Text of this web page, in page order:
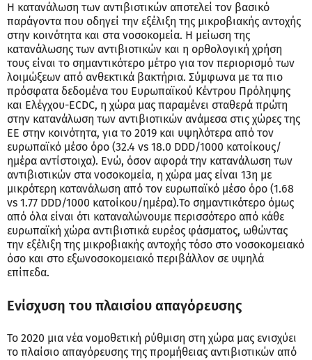
Η κατανάλωση των αντιβιοτικών αποτελεί τον βασικό
παράγοντα που οδηγεί την εξέλιξη της μικροβιακής αντοχής
στην κοινότητα και στα νοσοκομεία. Η μείωση της
κατανάλωσης των αντιβιοτικών και η ορθολογική χρήση
τους είναι το σημαντικότερο μέτρο για τον περιορισμό των
λοιμώξεων από ανθεκτικά βακτήρια. Σύμφωνα με τα πιο
πρόσφατα δεδομένα του Ευρωπαϊκού Κέντρου Πρόληψης
και Ελέγχου-ECDC, η χώρα μας παραμένει σταθερά πρώτη
στην κατανάλωση των αντιβιοτικών ανάμεσα στις χώρες της
ΕΕ στην κοινότητα, για το 2019 και υψηλότερα από τον
ευρωπαϊκό μέσο όρο (32.4 vs 18.0 DDD/1000 κατοίκους/
ημέρα αντίστοιχα). Ενώ, όσον αφορά την κατανάλωση των
αντιβιοτικών στα νοσοκομεία, η χώρα μας είναι 13η με
μικρότερη κατανάλωση από τον ευρωπαϊκό μέσο όρο (1.68
vs 1.77 DDD/1000 κατοίκου/ημέρα).Το σημαντικότερο όμως
από όλα είναι ότι καταναλώνουμε περισσότερο από κάθε
ευρωπαϊκή χώρα αντιβιοτικά ευρέος φάσματος, ωθώντας
την εξέλιξη της μικροβιακής αντοχής τόσο στο νοσοκομειακό
όσο και στο εξωνοσοκομειακό περιβάλλον σε υψηλά
επίπεδα.
Ενίσχυση του πλαισίου απαγόρευσης
Το 2020 μια νέα νομοθετική ρύθμιση στη χώρα μας ενισχύει
το πλαίσιο απαγόρευσης της προμήθειας αντιβιοτικών από